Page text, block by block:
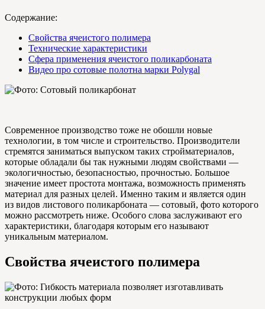
Содержание:
Свойства ячеистого полимера
Технические характеристики
Сфера применения ячеистого поликарбоната
Видео про сотовые полотна марки Polygal
Современное производство тоже не обошли новые
технологии, в том числе и строительство. Производители
стремятся заниматься выпуском таких стройматериалов,
которые обладали бы так нужными людям свойствами —
экологичностью, безопасностью, прочностью. Большое
значение имеет простота монтажа, возможность применять
материал для разных целей. Именно таким и является один
из видов листового поликарбоната — сотовый, фото которого
можно рассмотреть ниже. Особого слова заслуживают его
характеристики, благодаря которым его называют
уникальным материалом.
Свойства ячеистого полимера